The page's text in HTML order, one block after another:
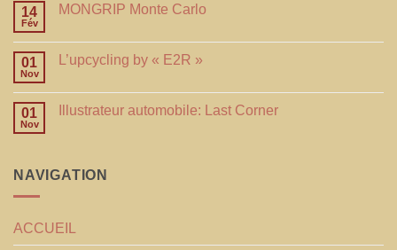
14
Fév
MONGRIP Monte Carlo
01
Nov
L’upcycling by « E2R »
01
Nov
Illustrateur automobile: Last Corner
NAVIGATION
ACCUEIL